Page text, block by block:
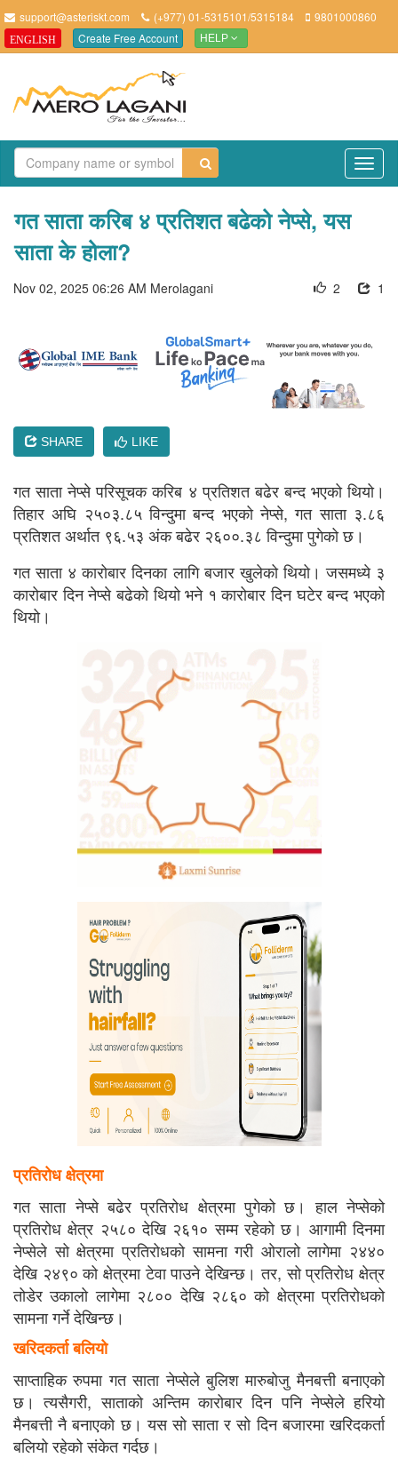
support@asteriskt.com (+977) 01-5315101/5315184 9801000860
ENGLISH Create Free Account HELP
गत साता करिब ४ प्रतिशत बढेको नेप्से, यस
साता के होला?
Nov 02, 2025 06:26 AM Merolagani 1
2
SHARE LIKE
गत साता नेप्से परिसूचक करिब ४ प्रतिशत बढेर बन्द भएको थियो।
तिहार अघि २५०३.८५ विन्दुमा बन्द भएको नेप्से, गत साता ३.८६
प्रतिशत अर्थात ९६.५३ अंक बढेर २६००.३८ विन्दुमा पुगेको छ।
गत साता ४ कारोबार दिनका लागि बजार खुलेको थियो। जसमध्ये ३
कारोबार दिन नेप्से बढेको थियो भने १ कारोबार दिन घटेर बन्द भएको
थियो।
प्रतिरोध क्षेत्रमा
गत साता नेप्से बढेर प्रतिरोध क्षेत्रमा पुगेको छ। हाल नेप्सेको
प्रतिरोध क्षेत्र २५८० देखि २६१० सम्म रहेको छ। आगामी दिनमा
नेप्सेले सो क्षेत्रमा प्रतिरोधको सामना गरी ओरालो लागेमा २४४०
देखि २४९० को क्षेत्रमा टेवा पाउने देखिन्छ। तर, सो प्रतिरोध क्षेत्र
तोडेर उकालो लागेमा २८०० देखि २८६० को क्षेत्रमा प्रतिरोधको
सामना गर्ने देखिन्छ।
खरिदकर्ता बलियो
साप्ताहिक रुपमा गत साता नेप्सेले बुलिश मारुबोजु मैनबत्ती बनाएको
छ। त्यसैगरी, साताको अन्तिम कारोबार दिन पनि नेप्सेले हरियो
मैनबत्ती नै बनाएको छ। यस सो साता र सो दिन बजारमा खरिदकर्ता
बलियो रहेको संकेत गर्दछ।